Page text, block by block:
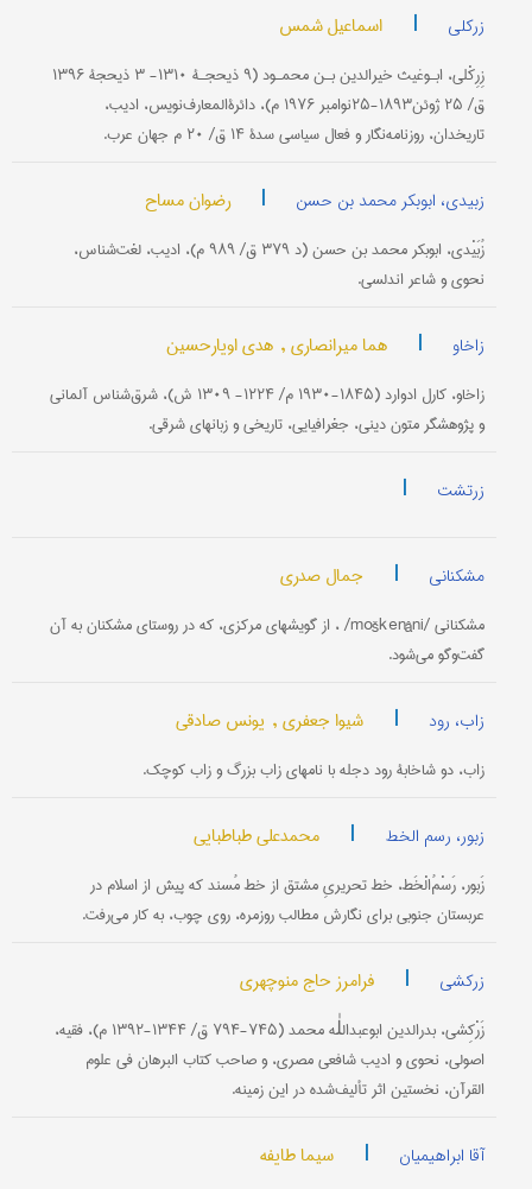
زرکلی | اسماعیل شمس
زِرِکْلی، ابـوغیث خیرالدین بـن محمـود (۹ ذیحجـۀ ۱۳۱۰- ۳ ذیحجۀ ۱۳۹۶
ق/ ۲۵ ژوئن۱۸۹۳-۲۵نوامبر ۱۹۷۶ م)، دائرةالمعارف‌نویس، ادیب،
تاریخدان، روزنامه‌نگار و فعال سیاسی سدۀ ۱۴ ق/ ۲۰ م جهان عرب.
زبیدی، ابوبکر محمد بن حسن | رضوان مساح
زُبَیْدی، ابوبکر محمد بن حسن (د ۳۷۹ ق/ ۹۸۹ م)، ادیب، لغت‌شناس،
نحوی و شاعر اندلسی.
زاخاو | هما میرانصاری , هدی اویارحسین
زاخاو، کارل ادوارد (۱۸۴۵-۱۹۳۰ م/ ۱۲۲۴- ۱۳۰۹ ش)، شرق‌شناس آلمانی
و پژوهشگر متون دینی، جغرافیایی، تاریخی و زبانهای شرقی.
زرتشت |
مشکنانی | جمال صدری
مشکنانی /moškenâni/ ، از گویشهای مرکزی، که در روستای مشکنان به آن
گفت‌وگو می‌شود.
زاب، رود | شیوا جعفری , یونس صادقی
زاب، دو شاخابۀ رود دجله با نامهای زاب بزرگ و زاب کوچک.
زبور، رسم الخط | محمدعلی طباطبایی
زَبور، رَسْمُ‌الْخَط، خط تحریریِ مشتق از خط مُسند که پیش از اسلام در
عربستان جنوبی برای نگارش مطالب روزمره، روی چوب، به کار می‌رفت.
زرکشی | فرامرز حاج منوچهری
زَرْکِشی، بدرالدين ابوعبداللٰه محمد (۷۴۵-۷۹۴ ق/ ۱۳۴۴-۱۳۹۲ م)، فقيه،
اصولی، نحوی و اديب شافعی مصری، و صاحب کتاب البرهان فی علوم
القرآن، نخستين اثر تأليف‌شده در اين زمينه.
آقا ابراهیمیان | سیما طایفه